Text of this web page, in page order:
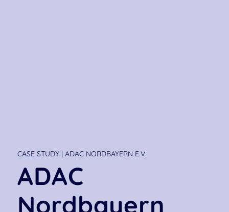
CASE STUDY | ADAC NORDBAYERN E.V.
ADAC
Nordbayern